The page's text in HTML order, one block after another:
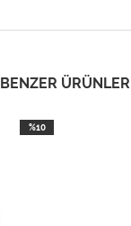
BENZER ÜRÜNLER
%10